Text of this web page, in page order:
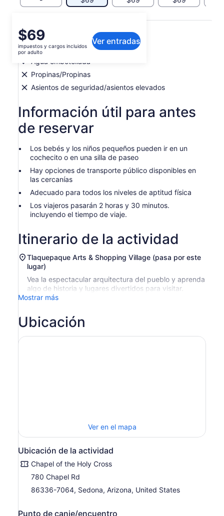
El
precio
es
de
$69.
adulto
$69
impuestos y cargos incluidos
por adulto
Ver entradas
Qué incluye o no
Cargos por estacionamiento
Agua embotellada
Propinas/Propinas
Asientos de seguridad/asientos elevados
Información útil para antes
de reservar
Los bebés y los niños pequeños pueden ir en un
cochecito o en una silla de paseo
Hay opciones de transporte público disponibles en
las cercanías
Adecuado para todos los niveles de aptitud física
Los viajeros pasarán 2 horas y 30 minutos.
incluyendo el tiempo de viaje.
Itinerario de la actividad
Tlaquepaque Arts & Shopping Village (pasa por este
lugar)
Vea la espectacular arquitectura del pueblo y aprenda
algo de historia y lugares divertidos para visitar.
Mostrar más
Ubicación
Ver en el mapa
Ubicación de la actividad
Chapel of the Holy Cross
780 Chapel Rd
86336-7064, Sedona, Arizona, United States
Punto de canje/encuentro